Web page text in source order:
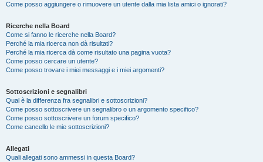
Come posso aggiungere o rimuovere un utente dalla mia lista amici o ignorati?
Ricerche nella Board
Come si fanno le ricerche nella Board?
Perché la mia ricerca non dà risultati?
Perché la mia ricerca dà come risultato una pagina vuota?
Come posso cercare un utente?
Come posso trovare i miei messaggi e i miei argomenti?
Sottoscrizioni e segnalibri
Qual è la differenza fra segnalibri e sottoscrizioni?
Come posso sottoscrivere un segnalibro o un argomento specifico?
Come posso sottoscrivere un forum specifico?
Come cancello le mie sottoscrizioni?
Allegati
Quali allegati sono ammessi in questa Board?